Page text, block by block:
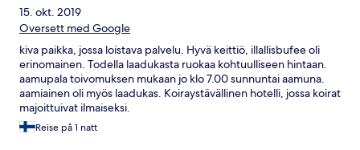
15. okt. 2019
Oversett med Google
kiva paikka, jossa loistava palvelu. Hyvä keittiö, illallisbufee oli
erinomainen. Todella laadukasta ruokaa kohtuulliseen hintaan.
aamupala toivomuksen mukaan jo klo 7.00 sunnuntai aamuna.
aamiainen oli myös laadukas. Koiraystävällinen hotelli, jossa koirat
majoittuivat ilmaiseksi.
Reise på 1 natt